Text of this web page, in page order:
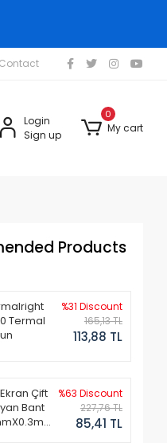
Contact
Login
Sign up
0
My cart
Products
Termal
%31 Discount
165,13 TL
113,88 TL
Çift
Bant
%63 Discount
227,76 TL
85,41 TL